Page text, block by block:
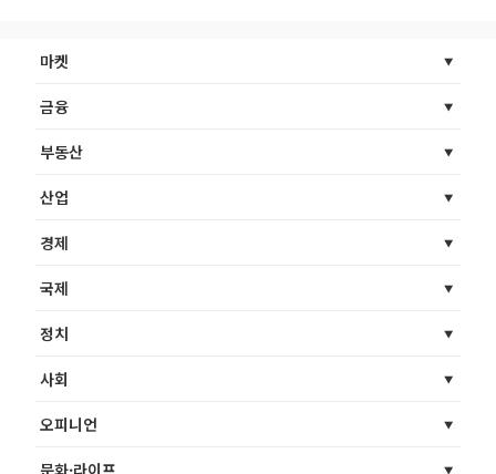
마켓
금융
부동산
산업
경제
국제
정치
사회
오피니언
문화·라이프